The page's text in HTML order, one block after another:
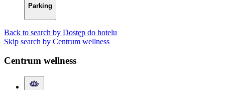
Parking
Back to search by Dostęp do hotelu
Skip search by Centrum wellness
Centrum wellness